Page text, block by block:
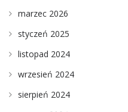
marzec 2026
styczeń 2025
listopad 2024
wrzesień 2024
sierpień 2024